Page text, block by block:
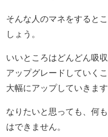
そんな人のマネをすると
しょう。
いいところはどんどん吸
アップグレードしていく
大幅にアップしていきます
なりたいと思っても、何
はできません。